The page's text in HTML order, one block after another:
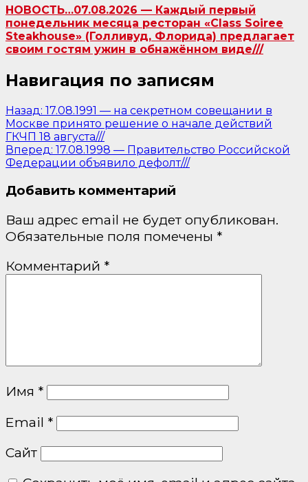
НОВОСТЬ…07.08.2026 — Каждый первый
понедельник месяца ресторан «Class Soiree
Steakhouse» (Голливуд, Флорида) предлагает
своим гостям ужин в обнажённом виде///
Навигация по записям
Назад: 17.08.1991 — на секретном совещании в
Москве принято решение о начале действий
ГКЧП 18 августа///
Вперед: 17.08.1998 — Правительство Российской
Федерации объявило дефолт///
Добавить комментарий
Ваш адрес email не будет опубликован.
Обязательные поля помечены *
Комментарий *
Имя *
Email *
Сайт